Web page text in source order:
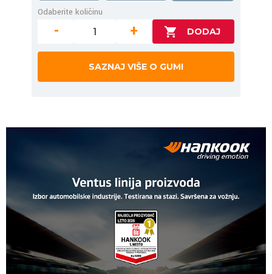
Odaberite količinu
- +
SAZNAJ VIŠE O GUMI